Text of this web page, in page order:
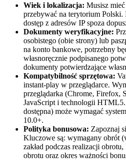
Wiek i lokalizacja: Musisz
przebywać na terytorium
dostęp z adresów IP spoza
Dokumenty weryfikacyjne:
osobistego (obie strony) lub
na konto bankowe, potrzebny
własnoręcznie podpisanego
dokumenty potwierdzające
Kompatybilność sprzętowa:
instant-play w przeglądarce.
przeglądarka (Chrome, Firefox,
JavaScript i technologii
dostępna) może wymagać
10.0+.
Polityka bonusowa: Zapoznaj
Kluczowe są: wymagany obrót
zakład podczas realizacji
obrotu oraz okres ważności